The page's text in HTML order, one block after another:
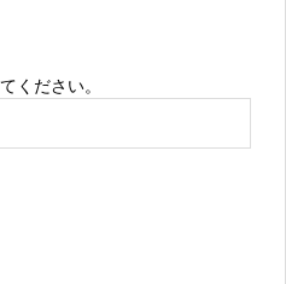
ください。